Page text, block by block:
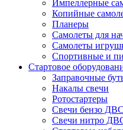
Импеллерные
Копийные
Планеры
Самолеты для
Самолеты
Спортивные и
Стартовое
Заправочные
Накалы свечи
Ротостартеры
Свечи бензо ДВС
Свечи нитро